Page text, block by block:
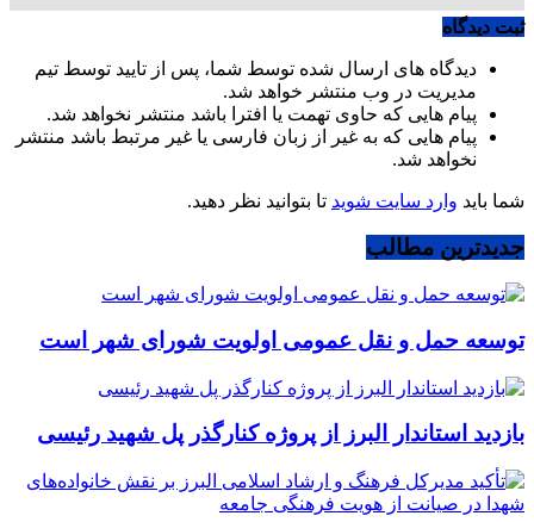
ثبت دیدگاه
دیدگاه های ارسال شده توسط شما، پس از تایید توسط تیم
مدیریت در وب منتشر خواهد شد.
پیام هایی که حاوی تهمت یا افترا باشد منتشر نخواهد شد.
پیام هایی که به غیر از زبان فارسی یا غیر مرتبط باشد منتشر
نخواهد شد.
شما باید وارد سایت شوید تا بتوانید نظر دهید.
جدیدترین مطالب
توسعه حمل و نقل عمومی اولویت شورای شهر است
بازدید استاندار البرز از پروژه کنارگذر پل شهید رئیسی